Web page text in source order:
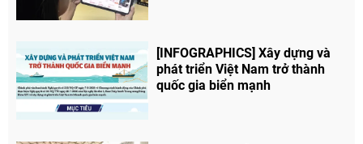
[INFOGRAPHICS] Xây dựng và
phát triển Việt Nam trở thành
quốc gia biển mạnh